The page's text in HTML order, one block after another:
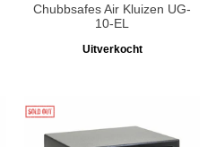
Chubbsafes Air Kluizen UG-
10-EL
Uitverkocht